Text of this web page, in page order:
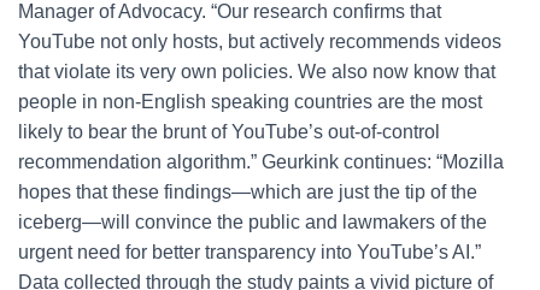
Manager of Advocacy. “Our research confirms that
YouTube not only hosts, but actively recommends videos
that violate its very own policies. We also now know that
people in non-English speaking countries are the most
likely to bear the brunt of YouTube’s out-of-control
recommendation algorithm.” Geurkink continues: “Mozilla
hopes that these findings—which are just the tip of the
iceberg—will convince the public and lawmakers of the
urgent need for better transparency into YouTube’s AI.”
Data collected through the study paints a vivid picture of